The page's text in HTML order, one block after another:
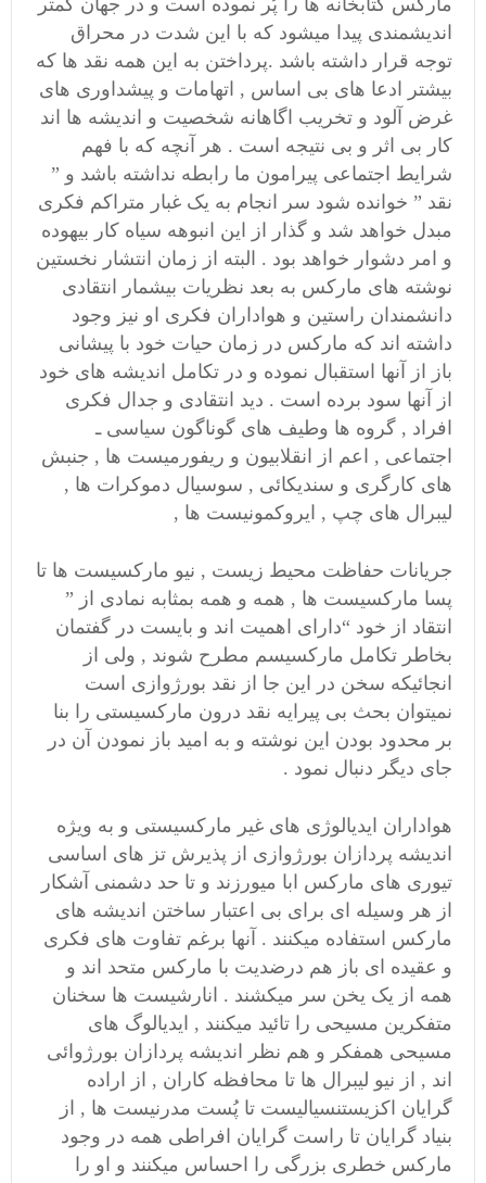
مارکس کتابخانه ها را پُر نموده است و در جهان کمتر
اندیشمندی پیدا میشود که با این شدت در محراق
توجه قرار داشته باشد .پرداختن به این همه نقد ها که
بیشتر ادعا های بی اساس , اتهامات و پیشداوری های
غرض آلود و تخریب اگاهانه شخصیت و اندیشه ها اند
کار بی اثر و بی نتیجه است . هر آنچه که با فهم
شرایط اجتماعی پیرامون ما رابطه نداشته باشد و ”
نقد ” خوانده شود سر انجام به یک غبار متراکم فکری
مبدل خواهد شد و گذار از این انبوهه سیاه کار بیهوده
و امر دشوار خواهد بود . البته از زمان انتشار نخستین
نوشته های مارکس به بعد نظریات بیشمار انتقادی
دانشمندان راستین و هواداران فکری او نیز وجود
داشته اند که مارکس در زمان حیات خود با پیشانی
باز از آنها استقبال نموده و در تکامل اندیشه های خود
از آنها سود برده است . دید انتقادی و جدال فکری
افراد , گروه ها وطیف های گوناگون سیاسی ـ
اجتماعی , اعم از انقلابیون و ریفورمیست ها , جنبش
های کارگری و سندیکائی , سوسیال دموکرات ها ,
لیبرال های چپ , ایروکمونیست ها ,
جریانات حفاظت محیط زیست , نیو مارکسیست ها تا
پسا مارکسیست ها , همه و همه بمثابه نمادی از ”
انتقاد از خود “دارای اهمیت اند و بایست در گفتمان
بخاطر تکامل مارکسیسم مطرح شوند , ولی از
انجائیکه سخن در این جا از نقد بورژوازی است
نمیتوان بحث بی پیرایه نقد درون مارکسیستی را بنا
بر محدود بودن این نوشته و به امید باز نمودن آن در
جای دیگر دنبال نمود .
هواداران ایدیالوژی های غیر مارکسیستی و به ویژه
اندیشه پردازان بورژوازی از پذیرش تز های اساسی
تیوری های مارکس ابا میورزند و تا حد دشمنی آشکار
از هر وسیله ای برای بی اعتبار ساختن اندیشه های
مارکس استفاده میکنند . آنها برغم تفاوت های فکری
و عقیده ای باز هم درضدیت با مارکس متحد اند و
همه از یک یخن سر میکشند . انارشیست ها سخنان
متفکرین مسیحی را تائید میکنند , ایدیالوگ های
مسیحی همفکر و هم نظر اندیشه پردازان بورژوائی
اند , از نیو لیبرال ها تا محافظه کاران , از اراده
گرایان اکزیستنسیالیست تا پُست مدرنیست ها , از
بنیاد گرایان تا راست گرایان افراطی همه در وجود
مارکس خطری بزرگی را احساس میکنند و او را